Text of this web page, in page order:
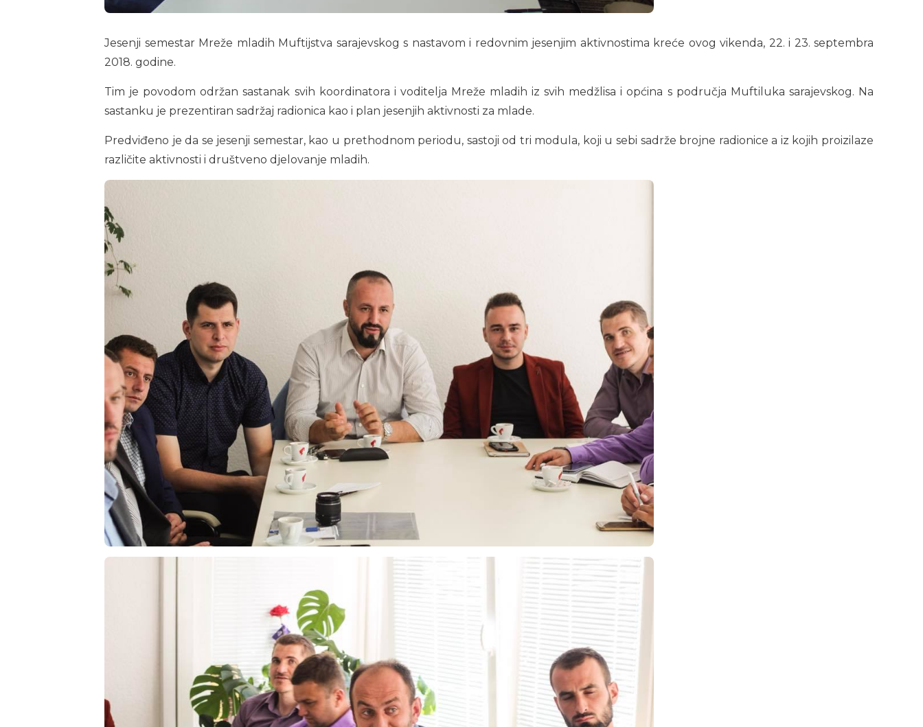
Jesenji semestar Mreže mladih Muftijstva sarajevskog s nastavom i redovnim jesenjim aktivnostima kreće ovog vikenda, 22. i 23. septembra
2018. godine.
Tim je povodom održan sastanak svih koordinatora i voditelja Mreže mladih iz svih medžlisa i općina s područja Muftiluka sarajevskog. Na
sastanku je prezentiran sadržaj radionica kao i plan jesenjih aktivnosti za mlade.
Predviđeno je da se jesenji semestar, kao u prethodnom periodu, sastoji od tri modula, koji u sebi sadrže brojne radionice a iz kojih proizilaze
različite aktivnosti i društveno djelovanje mladih.